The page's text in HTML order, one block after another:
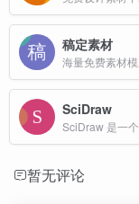
稿定素材
SciDraw
暂无评论